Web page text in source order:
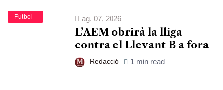
Esports
Futbol ag. 07, 2026
L’AEM obrirà la lliga
contra el Llevant B a fora
Redacció 1 min read